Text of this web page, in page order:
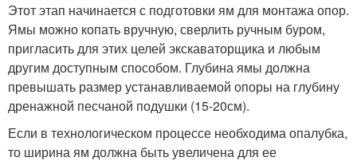
Этот этап начинается с подготовки ям для монтажа опор.
Ямы можно копать вручную, сверлить ручным буром,
пригласить для этих целей экскаваторщика и любым
другим доступным способом. Глубина ямы должна
превышать размер устанавливаемой опоры на глубину
дренажной песчаной подушки (15-20см).
Если в технологическом процессе необходима опалубка,
то ширина ям должна быть увеличена для ее